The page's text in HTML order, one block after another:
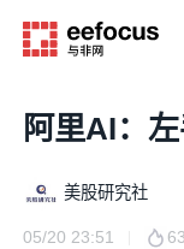
阿里AI：
美股研究社
05/20 23:51